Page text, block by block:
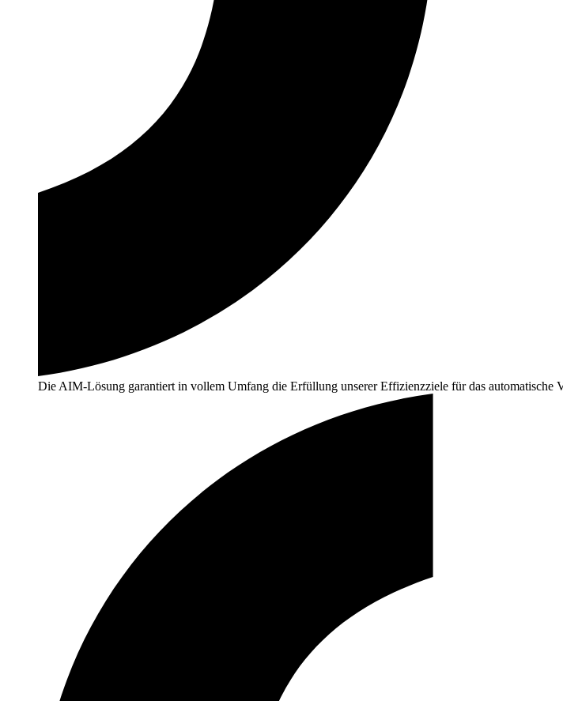
Die AIM-Lösung garantiert in vollem Umfang die Erfüllung unserer Effizienzziele für das automatische